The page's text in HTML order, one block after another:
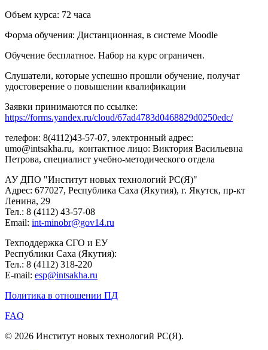
Объем курса: 72 часа
Форма обучения: Дистанционная, в системе Moodle
Обучение бесплатное. Набор на курс ограничен.
Слушатели, которые успешно прошли обучение, получат
удостоверение о повышении квалификации
Заявки принимаются по ссылке:
https://forms.yandex.ru/cloud/67ad4783d0468829d0250edc/
телефон: 8(4112)43-57-07, электронный адрес:
umo@intsakha.ru, контактное лицо: Виктория Васильевна
Петрова, специалист учебно-методического отдела
АУ ДПО "Институт новых технологий РС(Я)"
Адрес: 677027, Республика Саха (Якутия), г. Якутск, пр-кт
Ленина, 29
Тел.: 8 (4112) 43-57-08
Email: int-minobr@gov14.ru
Техподдержка СГО и ЕУ
Республики Саха (Якутия):
Тел.: 8 (4112) 318-220
E-mail: esp@intsakha.ru
Политика в отношении ПД
FAQ
© 2026 Институт новых технологий РС(Я).